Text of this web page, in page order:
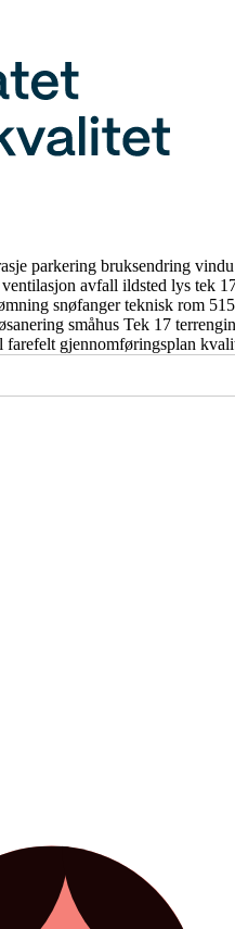
parkering bruksendring vindu
ventilasjon avfall ildsted lys tek
snøfangerteknisk rom
småhus Tek 17
farefelt gjennomføringsplan